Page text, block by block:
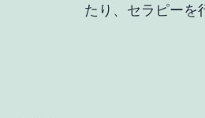
たり、セラピーを